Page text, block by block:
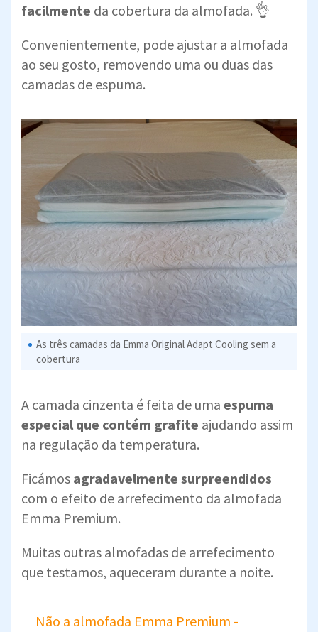
facilmente da cobertura da almofada. 👌
Convenientemente, pode ajustar a almofada
ao seu gosto, removendo uma ou duas das
camadas de espuma.
As três camadas da Emma Original Adapt Cooling sem a
cobertura
A camada cinzenta é feita de uma espuma
especial que contém grafite ajudando assim
na regulação da temperatura.
Ficámos agradavelmente surpreendidos
com o efeito de arrefecimento da almofada
Emma Premium.
Muitas outras almofadas de arrefecimento
que testamos, aqueceram durante a noite.
Não a almofada Emma Premium -